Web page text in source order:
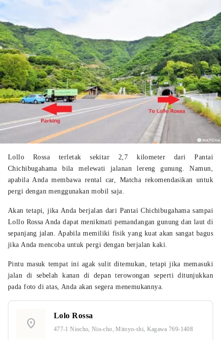
Lollo Rossa terletak sekitar 2,7 kilometer dari Pantai
Chichibugahama bila melewati jalanan lereng gunung. Namun,
apabila Anda membawa rental car, Matcha rekomendasikan untuk
pergi dengan menggunakan mobil saja.
Akan tetapi, jika Anda berjalan dari Pantai Chichibugahama sampai
Lollo Rossa Anda dapat menikmati pemandangan gunung dan laut di
sepanjang jalan. Apabila memiliki fisik yang kuat akan sangat bagus
jika Anda mencoba untuk pergi dengan berjalan kaki.
Pintu masuk tempat ini agak sulit ditemukan, tetapi jika memasuki
jalan di sebelah kanan di depan terowongan seperti ditunjukkan
pada foto di atas, Anda akan segera menemukannya.
location_on
Lolo Rossa
477-1 Niocho, Nio-cho, Mitoyo-shi, Kagawa 769-1408